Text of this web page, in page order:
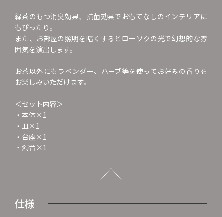
緑茶のもつ消臭効果、抗菌効果でおもてなしのインテリアに
もぴったり。
また、お部屋の照明を暗くするとローソクの光で幻想的な雰
囲気を演出します。
お茶以外にもラベンダー、ハーブ等を使ってお好みの香りを
お楽しみいただけます。
＜セット内容＞
・本体×1
・皿×1
・台座×1
・燭台×1
仕様